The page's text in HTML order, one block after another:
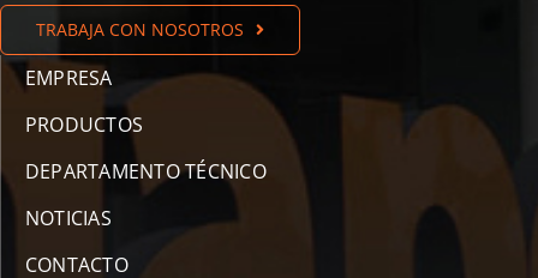
TRABAJA CON NOSOTROS
EMPRESA
PRODUCTOS
DEPARTAMENTO TÉCNICO
NOTICIAS
CONTACTO